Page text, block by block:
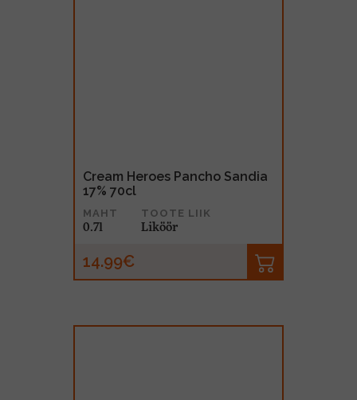
Cream Heroes Pancho Sandia
17% 70cl
MAHT
0.7l
TOOTE LIIK
Liköör
14.99€